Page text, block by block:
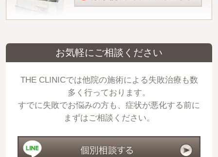
お気軽にご相談ください
THE CLINICでは他院の施術による失敗治療も数
多く行っております。
すでに失敗でお悩みの方も、症状が悪化する前に
まずはご相談ください。